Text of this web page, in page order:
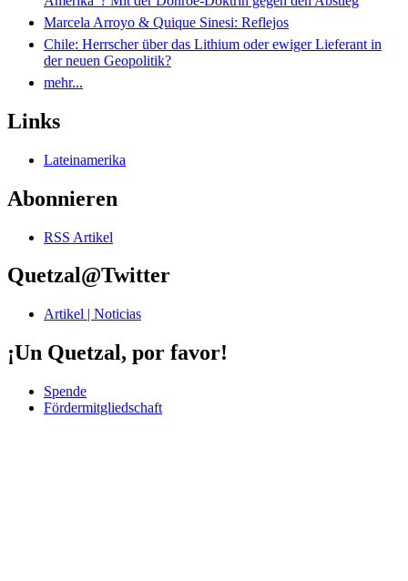
Marcela Arroyo & Quique Sinesi: Reflejos
Chile: Herrscher über das Lithium oder ewiger Lieferant in
der neuen Geopolitik?
mehr...
Links
Lateinamerika
Abonnieren
RSS Artikel
Quetzal@Twitter
Artikel | Noticias
¡Un Quetzal, por favor!
Spende
Fördermitgliedschaft